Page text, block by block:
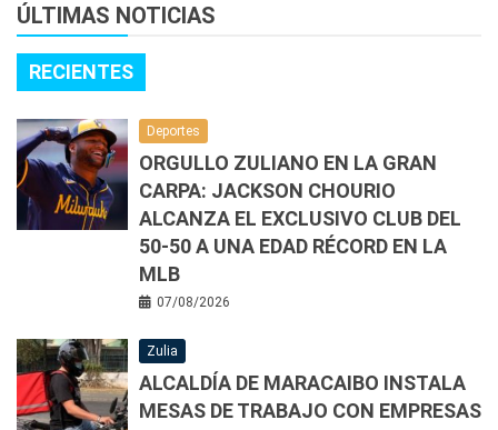
ÚLTIMAS NOTICIAS
RECIENTES
Deportes
ORGULLO ZULIANO EN LA GRAN
CARPA: JACKSON CHOURIO
ALCANZA EL EXCLUSIVO CLUB DEL
50-50 A UNA EDAD RÉCORD EN LA
MLB
07/08/2026
Zulia
ALCALDÍA DE MARACAIBO INSTALA
MESAS DE TRABAJO CON EMPRESAS